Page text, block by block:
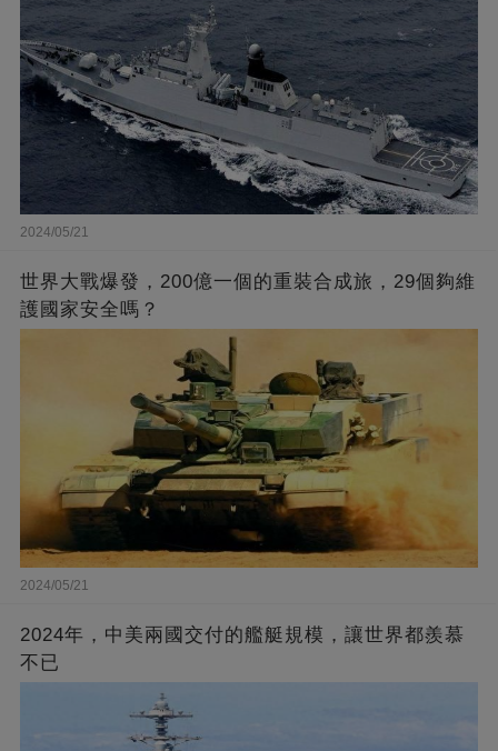
2024/05/21
世界大戰爆發，200億一個的重裝合成旅，29個夠維
護國家安全嗎？
2024/05/21
2024年，中美兩國交付的艦艇規模，讓世界都羨慕
不已